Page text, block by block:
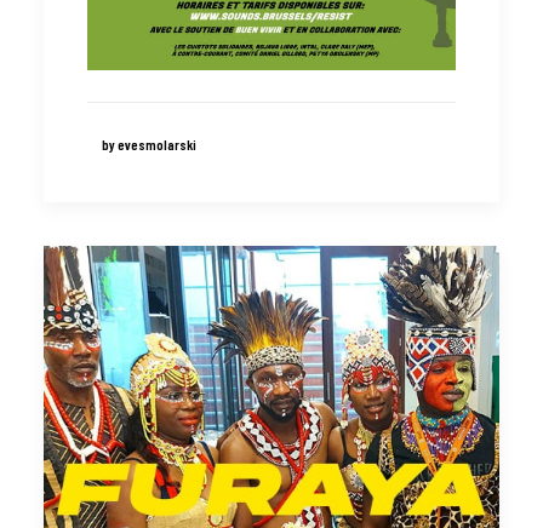
by evesmolarski